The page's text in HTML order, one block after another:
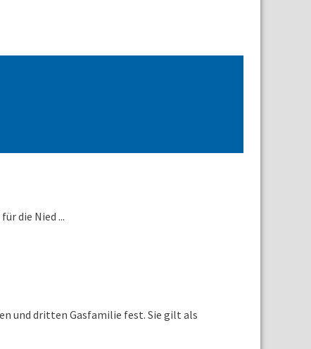
die Nied ...
und dritten Gasfamilie fest. Sie gilt als